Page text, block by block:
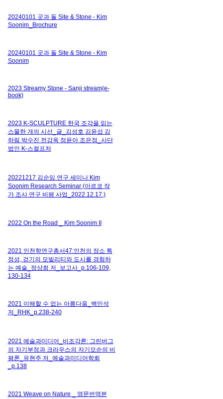
20240101 곳과 돌 Site & Stone - Kim
Soonim_Brochure
20240101 곳과 돌 Site & Stone - Kim
Soonim
2023 Streamy Stone - Sanji stream(e-
book)
2023 K-SCULPTURE 한국 조각을 읽는
스물한 개의 시선_글_김성호 김윤섭 김
하림 박수진 전강옥 정윤아 조은정_사단
법인 K-스컬프처
20221217 김순임 연구 세미나 Kim
Soonim Research Seminar (아르코 작
가 조사 연구 비평 사업_2022.12.17.)
2022 On the Road _ Kim Soonim II
2021 인천학연구총서47:인천의 장소 특
정성, 걷기의 모빌리티와 도시를 경험하
는 예술_정상희 저_보고사_p.106-109,
130-134
2021 이해할 수 없는 아름다움_백민석
저_RHK_p.238-240
2021 예술과미디어_비조각론: 그린버그
의 자기부정과 크라우스의 자기모순의 비
평론_유현주 저_예술과미디어학회
_p.138
2021 Weave on Nature _ 영문번역본